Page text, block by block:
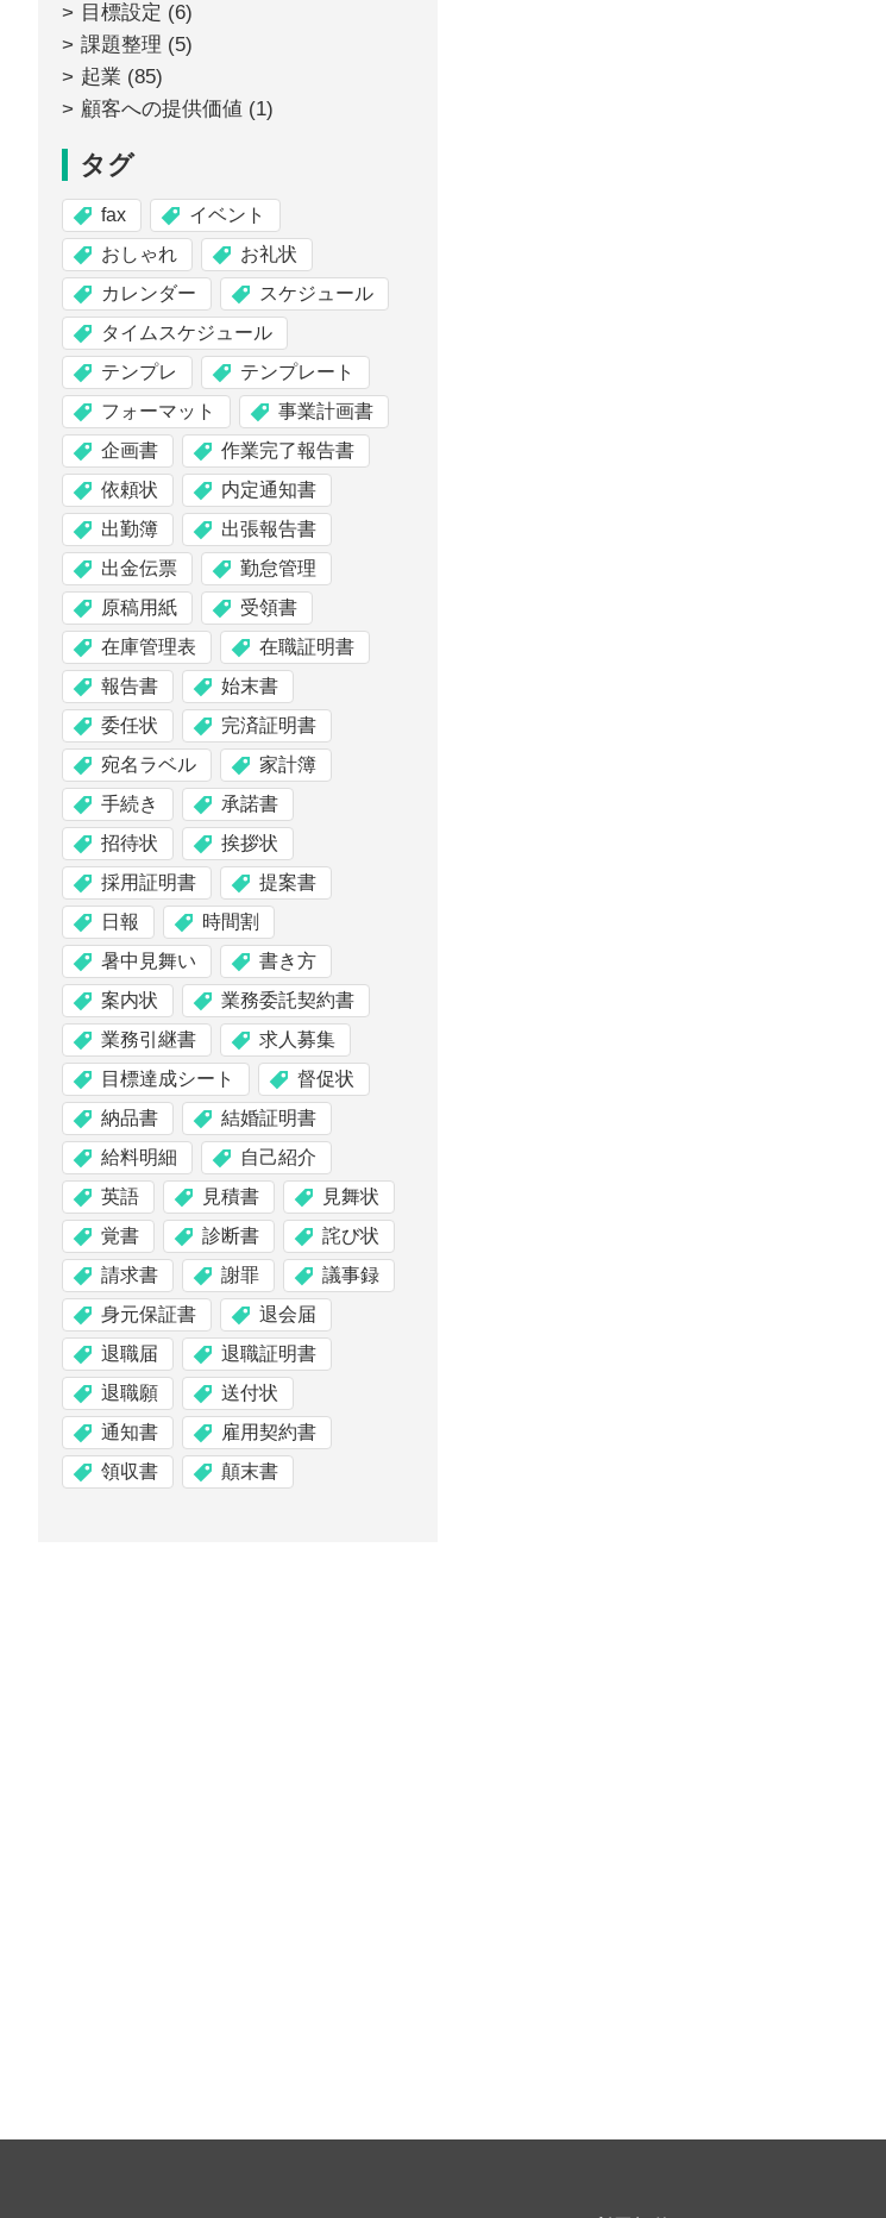
目標設定 (6)
課題整理 (5)
起業 (85)
顧客への提供価値 (1)
タグ
fax
イベント
おしゃれ
お礼状
カレンダー
スケジュール
タイムスケジュール
テンプレ
テンプレート
フォーマット
事業計画書
企画書
作業完了報告書
依頼状
内定通知書
出勤簿
出張報告書
出金伝票
勤怠管理
原稿用紙
受領書
在庫管理表
在職証明書
報告書
始末書
委任状
完済証明書
宛名ラベル
家計簿
手続き
承諾書
招待状
挨拶状
採用証明書
提案書
日報
時間割
暑中見舞い
書き方
案内状
業務委託契約書
業務引継書
求人募集
目標達成シート
督促状
納品書
結婚証明書
給料明細
自己紹介
英語
見積書
見舞状
覚書
診断書
詫び状
請求書
謝罪
議事録
身元保証書
退会届
退職届
退職証明書
退職願
送付状
通知書
雇用契約書
領収書
顛末書